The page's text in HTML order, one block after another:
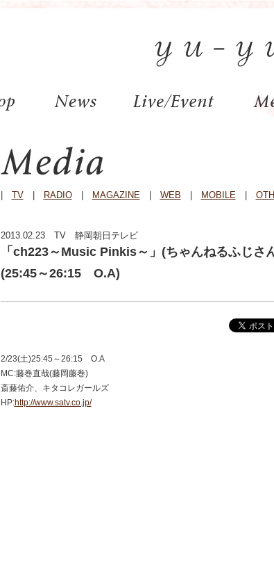
TV| RADIO| MAGAZINE| WEB MOBILE|
2013.02.23 TV 静岡朝日テレビ
「ch223～Music Pinkis～」(ちゃんねるふじさ
(25:45～26:15 O.A)
2/23(土)25:45～26:15 O.A
MC:藤巻直哉(藤岡藤巻)
斎藤佑介、キタコレガールズ
HP:http://www.satv.co.jp/